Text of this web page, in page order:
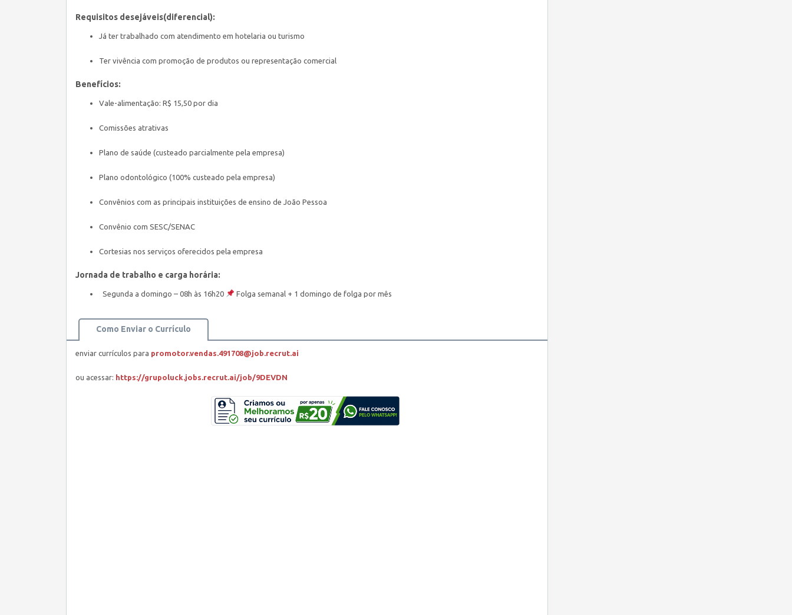
Requisitos desejáveis(diferencial):
Já ter trabalhado com atendimento em hotelaria ou turismo
Ter vivência com promoção de produtos ou representação comercial
Benefícios:
Vale-alimentação: R$ 15,50 por dia
Comissões atrativas
Plano de saúde (custeado parcialmente pela empresa)
Plano odontológico (100% custeado pela empresa)
Convênios com as principais instituições de ensino de João Pessoa
Convênio com SESC/SENAC
Cortesias nos serviços oferecidos pela empresa
Jornada de trabalho e carga horária:
Segunda a domingo – 08h às 16h20 Folga semanal + 1 domingo de folga por mês
Como Enviar o Currículo
enviar currículos para promotor.vendas.491708@job.recrut.ai
ou acessar: https://grupoluck.jobs.recrut.ai/job/9DEVDN